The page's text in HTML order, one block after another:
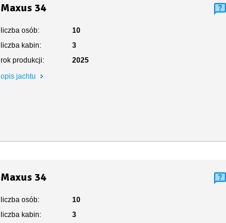
Maxus 34
liczba osób:
10
liczba kabin:
3
rok produkcji:
2025
opis jachtu
Maxus 34
liczba osób:
10
liczba kabin:
3